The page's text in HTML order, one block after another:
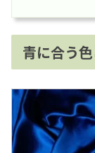
青に合う